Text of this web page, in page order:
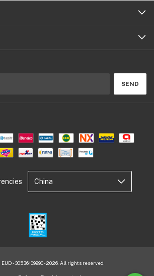
- 30536109990 - 2026. All rights reserved.